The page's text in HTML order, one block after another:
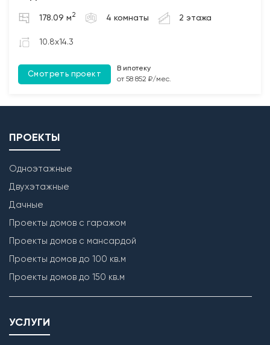
участков между плит перекрытия (при наличии);
обработкой Биозащитным составом.
Лестница
178.09 м 2 4 комнаты 2 этажа
10.8x14.3
Смотреть проект
В ипотеку
от 58 852 ₽/мес.
ПРОЕКТЫ
Одноэтажные
Двухэтажные
Дачные
Проекты домов с гаражом
Проекты домов с мансардой
Проекты домов до 100 кв.м
Проекты домов до 150 кв.м
УСЛУГИ